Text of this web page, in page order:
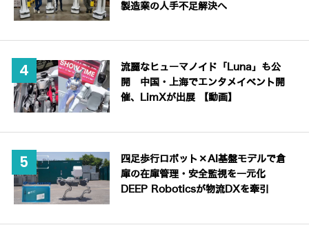
製造業の人手不足解決へ
流麗なヒューマノイド「Luna」も公
開 中国・上海でエンタメイベント開
催、LimXが出展 【動画】
四足歩行ロボット×AI基盤モデルで倉
庫の在庫管理・安全監視を一元化
DEEP Roboticsが物流DXを牽引